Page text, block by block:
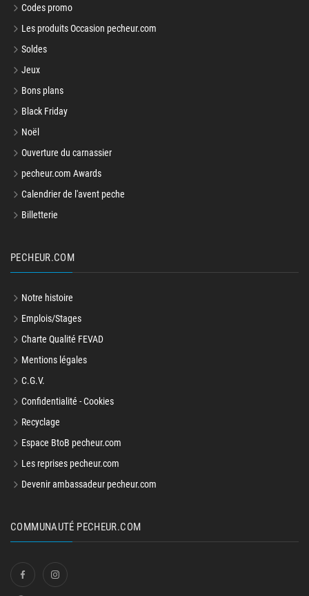
Codes promo
Les produits Occasion pecheur.com
Soldes
Jeux
Bons plans
Black Friday
Noël
Ouverture du carnassier
pecheur.com Awards
Calendrier de l'avent peche
Billetterie
PECHEUR.COM
Notre histoire
Emplois/Stages
Charte Qualité FEVAD
Mentions légales
C.G.V.
Confidentialité - Cookies
Recyclage
Espace BtoB pecheur.com
Les reprises pecheur.com
Devenir ambassadeur pecheur.com
COMMUNAUTÉ PECHEUR.COM